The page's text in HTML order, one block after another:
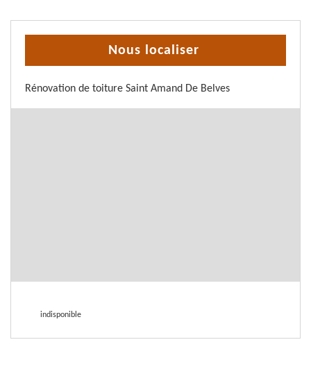
Nous localiser
Rénovation de toiture Saint Amand De Belves
indisponible